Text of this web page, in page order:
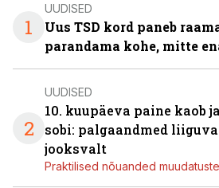
1
UUDISED
Uus TSD kord paneb
parandama kohe, mitte
2
UUDISED
10. kuupäeva paine kaob
sobi: palgaandmed
jooksvalt
Praktilised nõuanded